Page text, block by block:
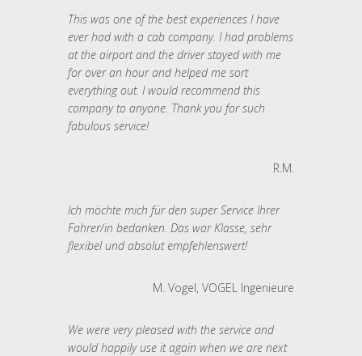
This was one of the best experiences I have
ever had with a cab company. I had problems
at the airport and the driver stayed with me
for over an hour and helped me sort
everything out. I would recommend this
company to anyone. Thank you for such
fabulous service!
R.M.
Ich möchte mich für den super Service Ihrer
Fahrer/in bedanken. Das war Klasse, sehr
flexibel und absolut empfehlenswert!
M. Vogel, VOGEL Ingenieure
We were very pleased with the service and
would happily use it again when we are next